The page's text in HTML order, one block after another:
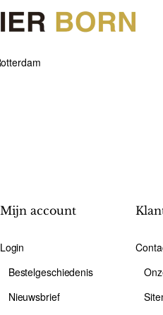
Mijn account
Login
Bestelgeschiedenis
Nieuwsbrief